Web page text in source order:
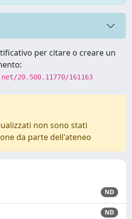
per citare o creare un
20.500.11770/161163
non sono stati
da parte dell'ateneo
ND
ND